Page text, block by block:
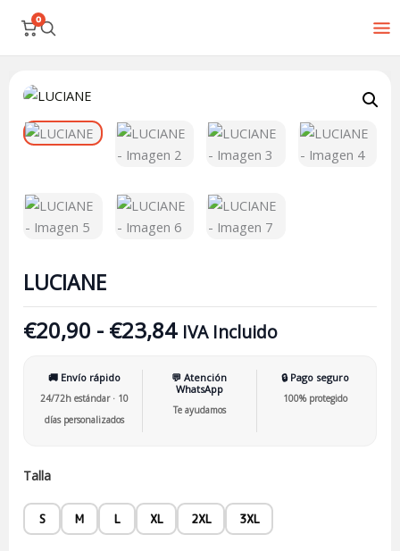
0
contenido
LUCIANE
€20,90 - €23,84
precios:
desde
€20,90
hasta
€23,84
IVA Incluido
🚚 Envío rápido
24/72h estándar · 10
días personalizados
💬 Atención
WhatsApp
Te ayudamos
🔒 Pago seguro
100% protegido
Talla
S M L XL 2XL 3XL
LUCIANE
cantidad